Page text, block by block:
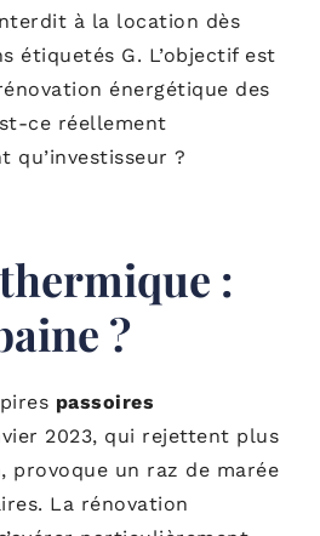
à la location dès
étiquetés G. L’objectif est
énergétique des
ce réellement
qu’investisseur ?
:
?
passoires
2023, qui rejettent plus
provoque un raz de marée
La rénovation